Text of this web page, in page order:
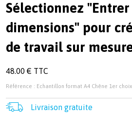
Sélectionnez "Entrer
dimensions" pour
de travail sur
48.00 € TTC
Référence : Echantillon format A4 Chêne 1er
Livraison gratuite